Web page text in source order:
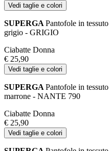
Vedi taglie e colori
SUPERGA Pantofole in tessuto
grigio - GRIGIO
Ciabatte Donna
€ 25,90
Vedi taglie e colori
SUPERGA Pantofole in tessuto
marrone - NANTE 790
Ciabatte Donna
€ 25,90
Vedi taglie e colori